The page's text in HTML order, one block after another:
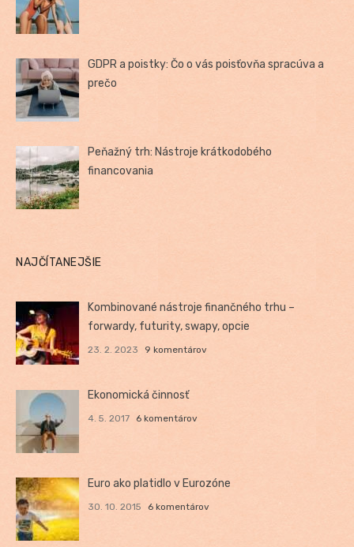
GDPR a poistky: Čo o vás poisťovňa spracúva a
prečo
Peňažný trh: Nástroje krátkodobého
financovania
NAJČÍTANEJŠIE
Kombinované nástroje finančného trhu –
forwardy, futurity, swapy, opcie
23. 2. 2023 9 komentárov
Ekonomická činnosť
4. 5. 2017 6 komentárov
Euro ako platidlo v Eurozóne
30. 10. 2015 6 komentárov